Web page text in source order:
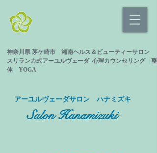
神奈川県 茅ケ崎市 湘南ヘルス＆ビューティーサロン
スリランカ式アーユルヴェーダ 心理カウンセリング 整
体 YOGA
​アーユルヴェーダサロン ハナミズキ
Salon Hanamizuki